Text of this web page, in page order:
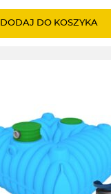
wynosiła:
wynosi:
DODAJ DO KOSZYKA